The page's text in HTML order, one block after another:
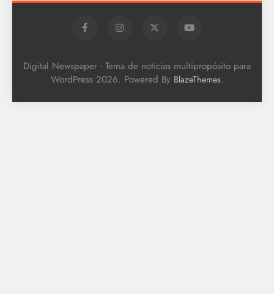
Digital Newspaper - Tema de noticias multipropósito para
WordPress 2026. Powered By BlazeThemes.